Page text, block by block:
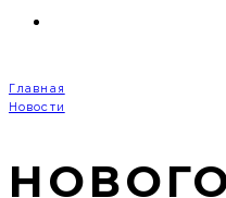
Главная
Новости